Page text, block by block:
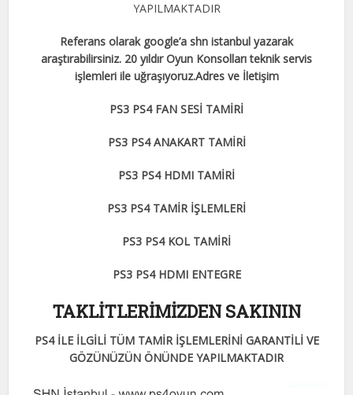
YAPILMAKTADIR
Referans olarak google’a shn istanbul yazarak
araştırabilirsiniz. 20 yıldır Oyun Konsolları teknik servis
işlemleri ile uğraşıyoruz.Adres ve İletişim
PS3 PS4 FAN SESİ TAMİRİ
PS3 PS4 ANAKART TAMİRİ
PS3 PS4 HDMI TAMİRİ
PS3 PS4 TAMİR İŞLEMLERİ
PS3 PS4 KOL TAMİRİ
PS3 PS4 HDMI ENTEGRE
TAKLİTLERİMİZDEN SAKININ
PS4 İLE İLGİLİ TÜM TAMİR İŞLEMLERİNİ GARANTİLİ VE
GÖZÜNÜZÜN ÖNÜNDE YAPILMAKTADIR